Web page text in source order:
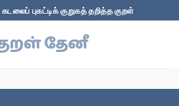
புகட்டிக் குறுகத் தறித்த குறள்